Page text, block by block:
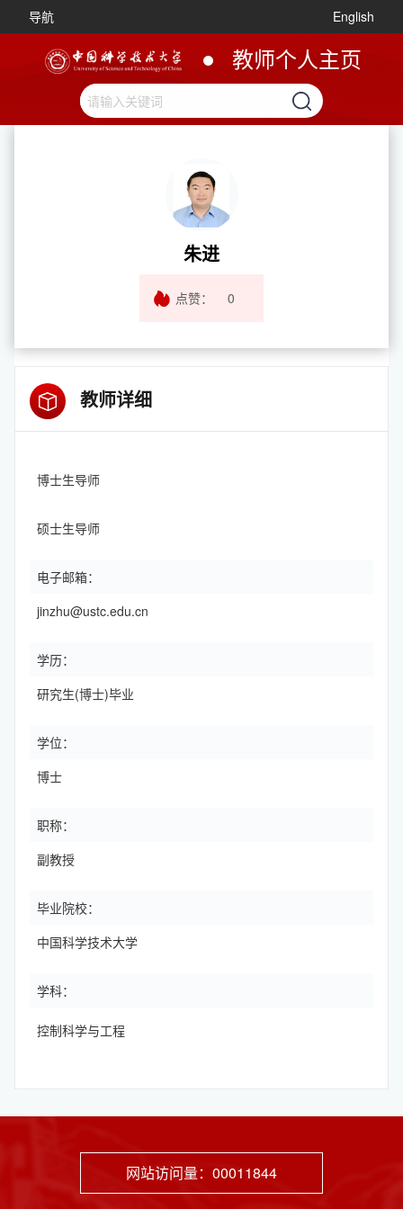
导航 English
教师个人主页
朱进
点赞： 0
教师详细
博士生导师
硕士生导师
电子邮箱：
jinzhu@ustc.edu.cn
学历：
研究生(博士)毕业
学位：
博士
职称：
副教授
毕业院校：
中国科学技术大学
学科：
控制科学与工程
网站访问量： 00011844